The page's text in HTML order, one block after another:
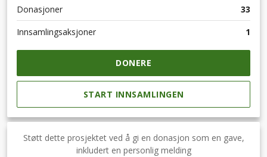
Donasjoner
33
Innsamlingsaksjoner
1
DONERE
START INNSAMLINGEN
Støtt dette prosjektet ved å gi en donasjon som en gave,
inkludert en personlig melding